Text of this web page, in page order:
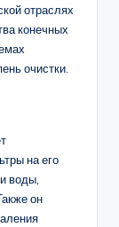
отраслях
конечных
очистки.
на его
воды,
он